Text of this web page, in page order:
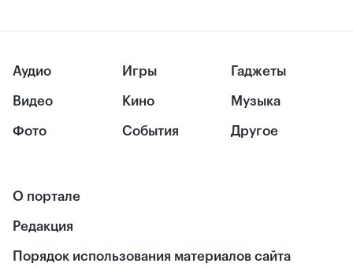
Аудио
Видео
Фото
Игры
Кино
События
Гаджеты
Музыка
Другое
О портале
Редакция
Порядок использования материалов сайта